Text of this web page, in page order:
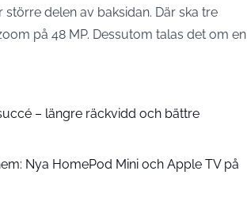
delen av baksidan. Där ska tre
på 48 MP. Dessutom talas det om en
– längre räckvidd och bättre
Nya HomePod Mini och Apple TV på